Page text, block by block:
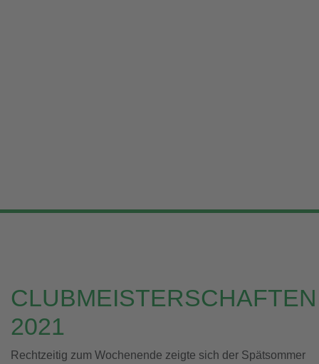
CLUBMEISTERSCHAFTEN
2021
Rechtzeitig zum Wochenende zeigte sich der Spätsommer